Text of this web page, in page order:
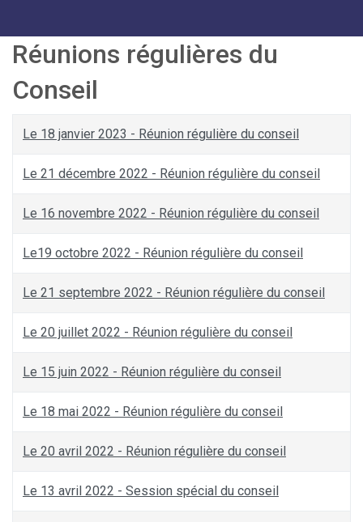
Réunions régulières du
Conseil
Le 18 janvier 2023 - Réunion régulière du conseil
Le 21 décembre 2022 - Réunion régulière du conseil
Le 16 novembre 2022 - Réunion régulière du conseil
Le19 octobre 2022 - Réunion régulière du conseil
Le 21 septembre 2022 - Réunion régulière du conseil
Le 20 juillet 2022 - Réunion régulière du conseil
Le 15 juin 2022 - Réunion régulière du conseil
Le 18 mai 2022 - Réunion régulière du conseil
Le 20 avril 2022 - Réunion régulière du conseil
Le 13 avril 2022 - Session spécial du conseil